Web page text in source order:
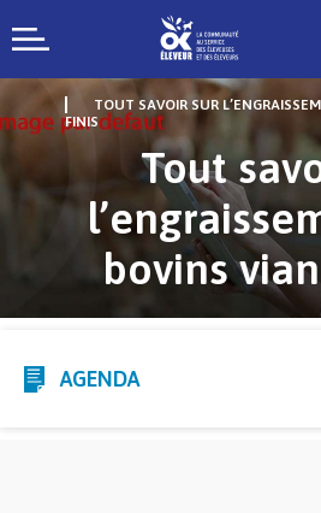
TOUT SAVOIR SUR
FINIS
Tout
bovins
AGENDA